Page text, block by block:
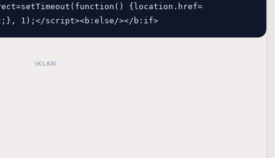
{location.href=
1);</script><b:else/></b:if>